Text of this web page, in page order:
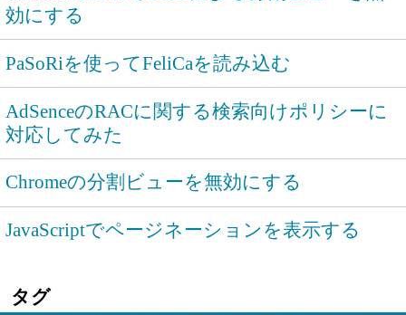
効にする
PaSoRiを使ってFeliCaを読み込む
AdSenceのRACに関する検索向けポリシーに
対応してみた
Chromeの分割ビューを無効にする
JavaScriptでページネーションを表示する
タグ